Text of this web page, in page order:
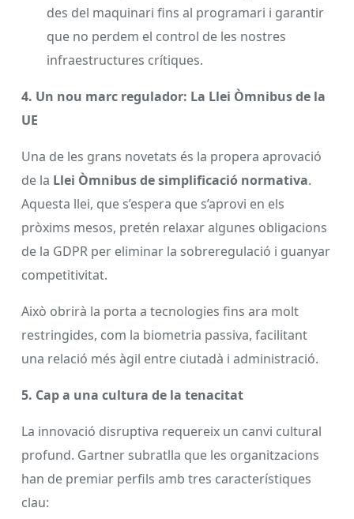
des del maquinari fins al programari i garantir
que no perdem el control de les nostres
infraestructures crítiques.
4. Un nou marc regulador: La Llei Òmnibus de la
UE
Una de les grans novetats és la propera aprovació
de la Llei Òmnibus de simplificació normativa.
Aquesta llei, que s’espera que s’aprovi en els
pròxims mesos, pretén relaxar algunes obligacions
de la GDPR per eliminar la sobreregulació i guanyar
competitivitat.
Això obrirà la porta a tecnologies fins ara molt
restringides, com la biometria passiva, facilitant
una relació més àgil entre ciutadà i administració.
5. Cap a una cultura de la tenacitat
La innovació disruptiva requereix un canvi cultural
profund. Gartner subratlla que les organitzacions
han de premiar perfils amb tres característiques
clau: